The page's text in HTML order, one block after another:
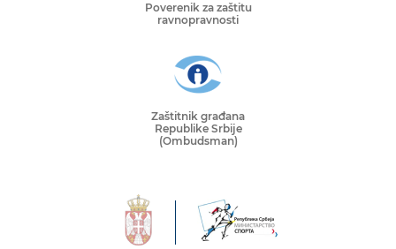
Poverenik za zaštitu
ravnopravnosti
Zaštitnik građana
Republike Srbije
(Ombudsman)